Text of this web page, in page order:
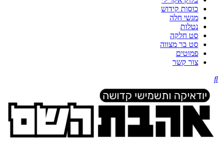
כוסות קידוש
מגשי חלה
נטלות
סט חלקה
סט בר מצווה
פמוטים
צור קשר